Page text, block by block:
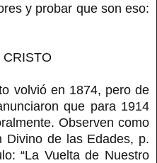
y probar que son eso:
CRISTO
volvió en 1874, pero de
que para 1914
Observen como
Divino de las Edades, p.
“La Vuelta de Nuestro